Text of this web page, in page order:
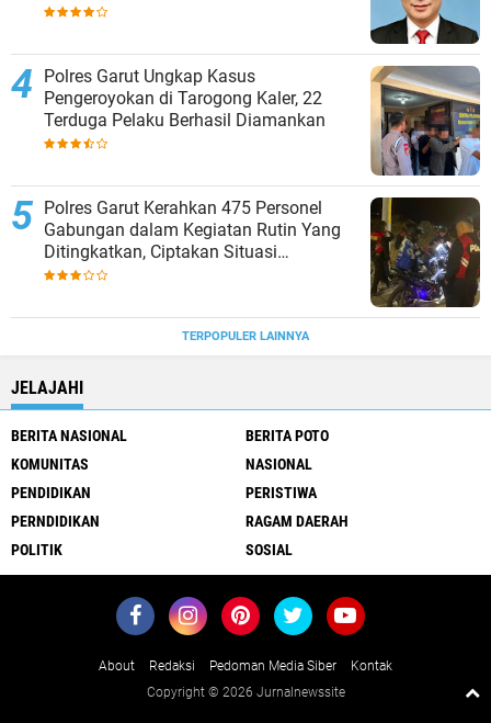
Polres Garut Ungkap Kasus
Pengeroyokan di Tarogong Kaler, 22
Terduga Pelaku Berhasil Diamankan
Polres Garut Kerahkan 475 Personel
Gabungan dalam Kegiatan Rutin Yang
Ditingkatkan, Ciptakan Situasi
Kamtibmas Tetap Aman dan Kondusif
TERPOPULER LAINNYA
JELAJAHI
BERITA NASIONAL
BERITA POTO
KOMUNITAS
NASIONAL
PENDIDIKAN
PERISTIWA
PERNDIDIKAN
RAGAM DAERAH
POLITIK
SOSIAL
About Redaksi Pedoman Media Siber
Kontak
Copyright © 2026 Jurnalnewssite